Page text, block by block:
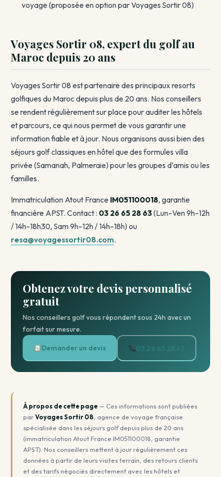
voyage (proposée en option par Voyages Sortir 08)
Voyages Sortir 08, expert du golf au
Maroc depuis 20 ans
Voyages Sortir 08 est partenaire des principaux resorts
golfiques du Maroc depuis plus de 20 ans. Nos conseillers
se rendent régulièrement sur place pour auditer les hôtels
et parcours, ce qui nous permet de vous garantir une
information fiable et à jour. Nous organisons aussi bien des
séjours golf classiques en hôtel que des formules villa
privée (Samanah, Palmeraie) pour les groupes d’amis ou les
familles.
Immatriculation Atout France IM051100018, garantie
financière APST. Contact : 03 26 65 28 63(Lun–Ven 9h–12h
/ 14h–18h30, Sam 9h–12h / 14h–18h) ou
resa@voyagessortir08.com.
Obtenez votre devis personnalisé
gratuit
Nos conseillers golf vous répondent sous 24h avec un
forfait sur mesure.
Demander un devis 03 26 65 28 63
À propos de cette page — Ces informations sont publiées
parVoyages Sortir 08 , agence de voyage française
spécialisée dans les séjours golf depuis plus de 20 ans
(immatriculation Atout France IM051100018, garantie
APST). Nos conseillers mettent à jour régulièrement ces
données à partir de leurs visites terrain, des retours clients
et des tarifs négociés directement avec les hôtels et